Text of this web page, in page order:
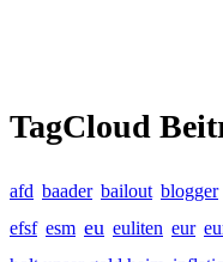
TagCloud
afd baader bailout blogger
efsf esm eu euliten eur